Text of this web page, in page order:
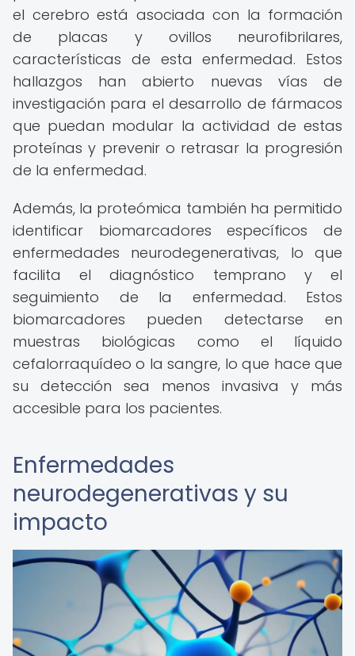
el cerebro está asociada con la formación
de placas y ovillos neurofibrilares,
características de esta enfermedad. Estos
hallazgos han abierto nuevas vías de
investigación para el desarrollo de fármacos
que puedan modular la actividad de estas
proteínas y prevenir o retrasar la progresión
de la enfermedad.
Además, la proteómica también ha permitido
identificar biomarcadores específicos de
enfermedades neurodegenerativas, lo que
facilita el diagnóstico temprano y el
seguimiento de la enfermedad. Estos
biomarcadores pueden detectarse en
muestras biológicas como el líquido
cefalorraquídeo o la sangre, lo que hace que
su detección sea menos invasiva y más
accesible para los pacientes.
Enfermedades
neurodegenerativas y su
impacto